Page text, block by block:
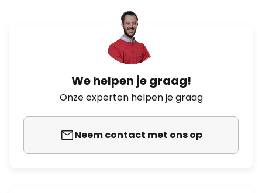
We helpen je graag!
Onze experten helpen je graag
Neem contact met ons op